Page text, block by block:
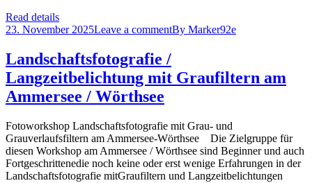
Read details
23. November 2025Leave a commentBy Marker92e
Landschaftsfotografie /
Langzeitbelichtung mit Graufiltern am
Ammersee / Wörthsee
Fotoworkshop Landschaftsfotografie mit Grau- und
Grauverlaufsfiltern am Ammersee-Wörthsee Die Zielgruppe für
diesen Workshop am Ammersee / Wörthsee sind Beginner und auch
Fortgeschrittenedie noch keine oder erst wenige Erfahrungen in der
Landschaftsfotografie mitGraufiltern und Langzeitbelichtungen